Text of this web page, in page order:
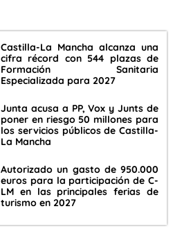
Castilla-La Mancha alcanza una
cifra récord con 544 plazas de
Formación Sanitaria
Especializada para 2027
Junta acusa a PP, Vox y Junts de
poner en riesgo 50 millones para
los servicios públicos de Castilla-
La Mancha
Autorizado un gasto de 950.000
euros para la participación de C-
LM en las principales ferias de
turismo en 2027